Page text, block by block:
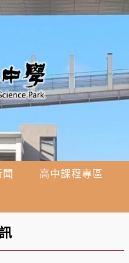
高中課程專區